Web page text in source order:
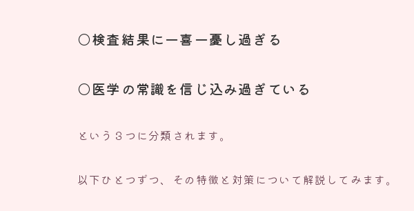
○検査結果に一喜一憂し過ぎる
○医学の常識を信じ込み過ぎている
という３つに分類されます。
以下ひとつずつ、その特徴と対策について解説してみます。